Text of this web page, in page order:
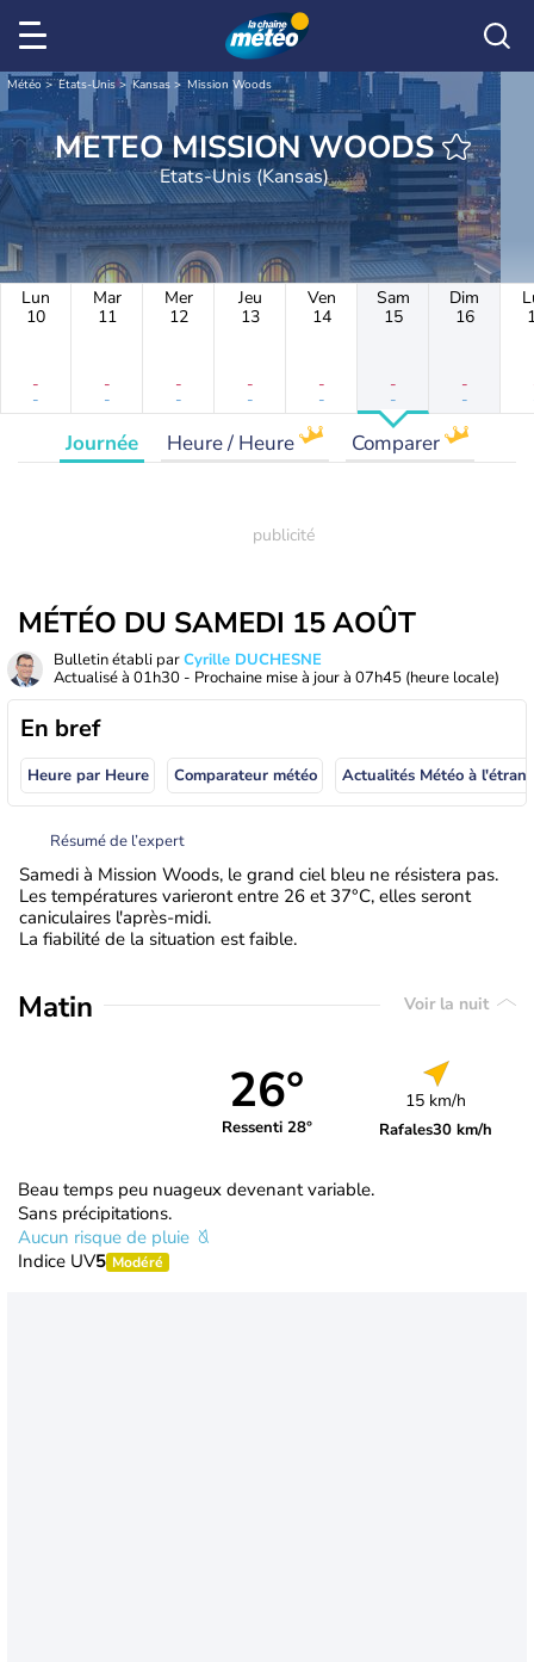
Météo Etats-Unis Kansas Mission Woods
METEO MISSION WOODS
Etats-Unis (Kansas)
Lun
10
-
-
Mar
11
-
-
Mer
12
-
-
Jeu
13
-
-
Ven
14
-
-
Sam
15
-
-
Dim
16
-
-
Journée Heure / Heure Comparer
MÉTÉO DU SAMEDI 15 AOÛT
Bulletin établi parCyrille DUCHESNE
Actualisé à 01h30 - Prochaine mise à jour à 07h45 (heure locale)
En bref
Heure par Heure Comparateur météo
Résumé de l’expert
Samedi à Mission Woods, le grand ciel bleu ne résistera pas.
Les températures varieront entre 26 et 37°C, elles seront
caniculaires l'après-midi.
La fiabilité de la situation est faible.
Matin Voir la nuit
26°
Ressenti 28°
15 km/h
Rafales30 km/h
Beau temps peu nuageux devenant variable.
Sans précipitations.
Aucun risque de pluie
Indice UV5 Modéré